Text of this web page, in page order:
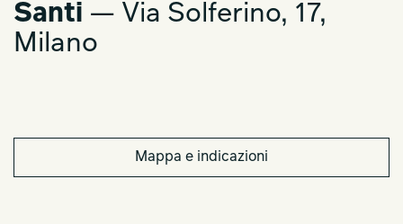
Santi — Via Solferino, 17,
Milano
Mappa e indicazioni